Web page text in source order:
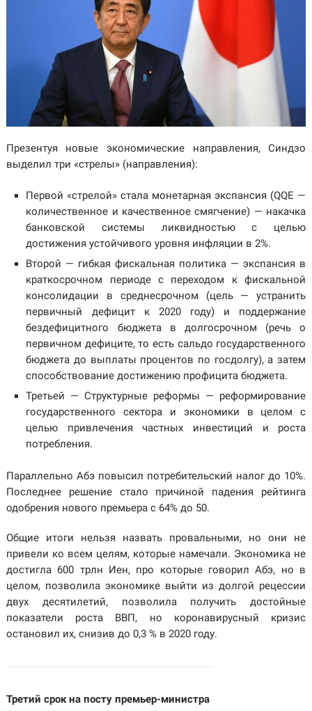
Презентуя новые экономические направления, Синдзо
выделил три «стрелы» (направления):
Первой «стрелой» стала монетарная экспансия (QQE —
количественное и качественное смягчение) — накачка
банковской системы ликвидностью с целью
достижения устойчивого уровня инфляции в 2%.
Второй — гибкая фискальная политика — экспансия в
краткосрочном периоде с переходом к фискальной
консолидации в среднесрочном (цель — устранить
первичный дефицит к 2020 году) и поддержание
бездефицитного бюджета в долгосрочном (речь о
первичном дефиците, то есть сальдо государственного
бюджета до выплаты процентов по госдолгу), а затем
способствование достижению профицита бюджета.
Третьей — Структурные реформы — реформирование
государственного сектора и экономики в целом с
целью привлечения частных инвестиций и роста
потребления.
Параллельно Абэ повысил потребительский налог до 10%.
Последнее решение стало причиной падения рейтинга
одобрения нового премьера с 64% до 50.
Общие итоги нельзя назвать провальными, но они не
привели ко всем целям, которые намечали. Экономика не
достигла 600 трлн Иен, про которые говорил Абэ, но в
целом, позволила экономике выйти из долгой рецессии
двух десятилетий, позволила получить достойные
показатели роста ВВП, но коронавирусный кризис
остановил их, снизив до 0,3 % в 2020 году.
Третий срок на посту премьер-министра